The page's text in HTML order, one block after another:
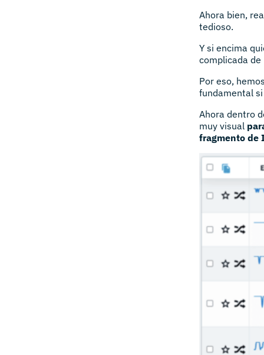
Ahora bien,
tedioso.
Y si encima
complicada
Por eso,
fundamental
Ahora dentro
muy visual
fragmento de